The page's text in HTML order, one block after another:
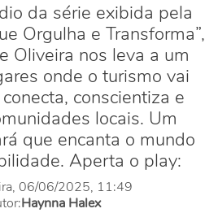
da série exibida pela
Orgulha e Transforma”,
Oliveira nos leva a um
onde o turismo vai
conscientiza e
locais. Um
que encanta o mundo
Aperta o play:
06/06/2025, 11:49
Haynna Halex